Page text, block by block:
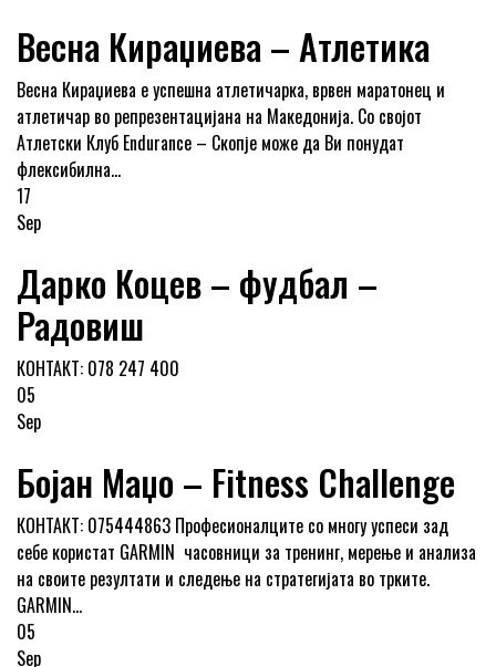
Весна Кираџиева – Атлетика
Весна Кираџиева е успешна атлетичарка, врвен маратонец и
атлетичар во репрезентацијана на Македонија. Со својот
Атлетски Клуб Endurance – Скопје може да Ви понудат
флексибилна...
17
Sep
Дарко Коцев – фудбал –
Радовиш
КОНТАКТ: 078 247 400
05
Sep
Бојан Маџо – Fitness Challenge
КОНТАКТ: 075444863 Професионалците со многу успеси зад
себе користат GARMIN часовници за тренинг, мерење и анализа
на своите резултати и следење на стратегијата во трките.
GARMIN...
05
Sep